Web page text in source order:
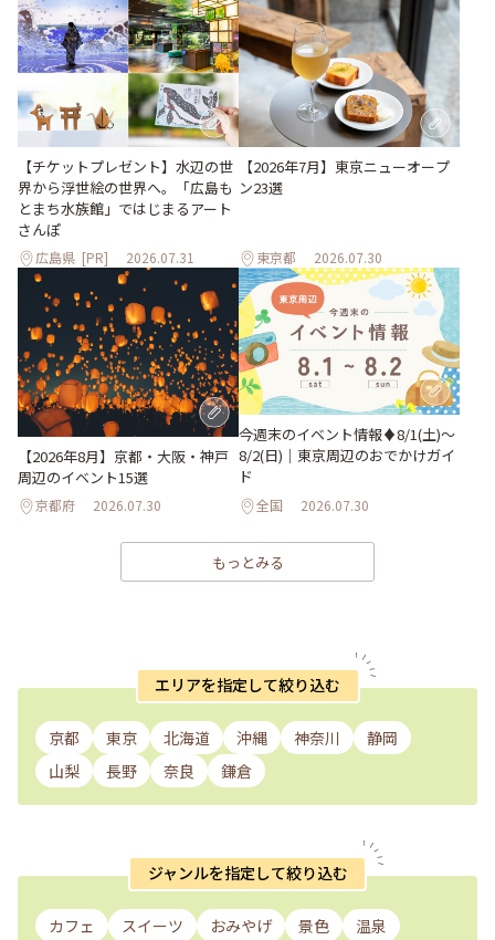
【チケットプレゼント】水辺の世
界から浮世絵の世界へ。「広島も
とまち水族館」ではじまるアート
さんぽ
広島県 [PR] 2026.07.31
【2026年7月】東京ニューオープ
ン23選
東京都 2026.07.30
【2026年8月】京都・大阪・神戸
周辺のイベント15選
京都府 2026.07.30
今週末のイベント情報♦︎8/1(土)〜
8/2(日)｜東京周辺のおでかけガイ
ド
全国 2026.07.30
もっとみる
エリアを指定して絞り込む
京都 東京 北海道 沖縄 神奈川
静岡
山梨
長野 奈良 鎌倉
ジャンルを指定して絞り込む
カフェ スイーツ おみやげ 景色 温泉